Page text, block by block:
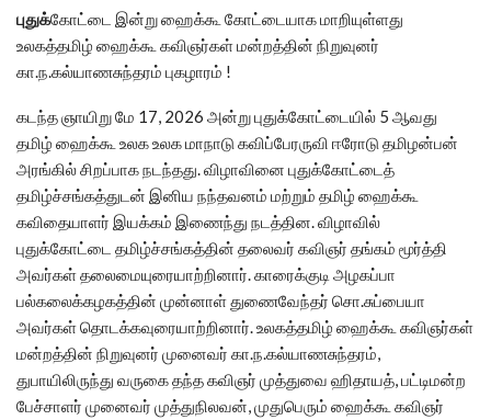
புதுக்கோட்டை இன்று ஹைக்கூ கோட்டையாக மாறியுள்ளது
உலகத்தமிழ் ஹைக்கூ கவிஞர்கள் மன்றத்தின் நிறுவுனர்
கா.ந.கல்யாணசுந்தரம் புகழாரம் !
கடந்த ஞாயிறு மே 17, 2026 அன்று புதுக்கோட்டையில் 5 ஆவது
தமிழ் ஹைக்கூ உலக உலக மாநாடு கவிப்பேரருவி ஈரோடு தமிழன்பன்
அரங்கில் சிறப்பாக நடந்தது. விழாவினை புதுக்கோட்டைத்
தமிழ்ச்சங்கத்துடன் இனிய நந்தவனம் மற்றும் தமிழ் ஹைக்கூ
கவிதையாளர் இயக்கம் இணைந்து நடத்தின. விழாவில்
புதுக்கோட்டை தமிழ்ச்சங்கத்தின் தலைவர் கவிஞர் தங்கம் மூர்த்தி
அவர்கள் தலைமையுரையாற்றினார். காரைக்குடி அழகப்பா
பல்கலைக்கழகத்தின் முன்னாள் துணைவேந்தர் சொ.சுப்பையா
அவர்கள் தொடக்கவுரையாற்றினார். உலகத்தமிழ் ஹைக்கூ கவிஞர்கள்
மன்றத்தின் நிறுவுனர் முனைவர் கா.ந.கல்யாணசுந்தரம்,
துபாயிலிருந்து வருகை தந்த கவிஞர் முத்துவை ஹிதாயத், பட்டிமன்ற
பேச்சாளர் முனைவர் முத்துநிலவன், முதுபெரும் ஹைக்கூ கவிஞர்